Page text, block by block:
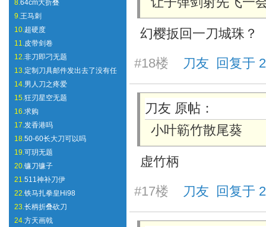
8.64cm大折叠
9.王马刺
10.超硬度
11.皮带剑卷
12.非刀即刁无题
13.定制刀具邮件发出去了没有任
14.男人刀之疼爱
15.狂刃星空无题
16.求购
17.发香港吗
18.50-60长大刀可以吗
19.可玥无题
20.镰刀镰子
21.511神补刀伊
22.铁马扎拳皇Hi98
23.长柄折叠砍刀
24.方天画戟
幻樱扳回一刀城珠？
#18楼 刀友 回复于
刀友 原帖：
小叶簕竹散尾葵
虚竹柄
#17楼 刀友 回复于